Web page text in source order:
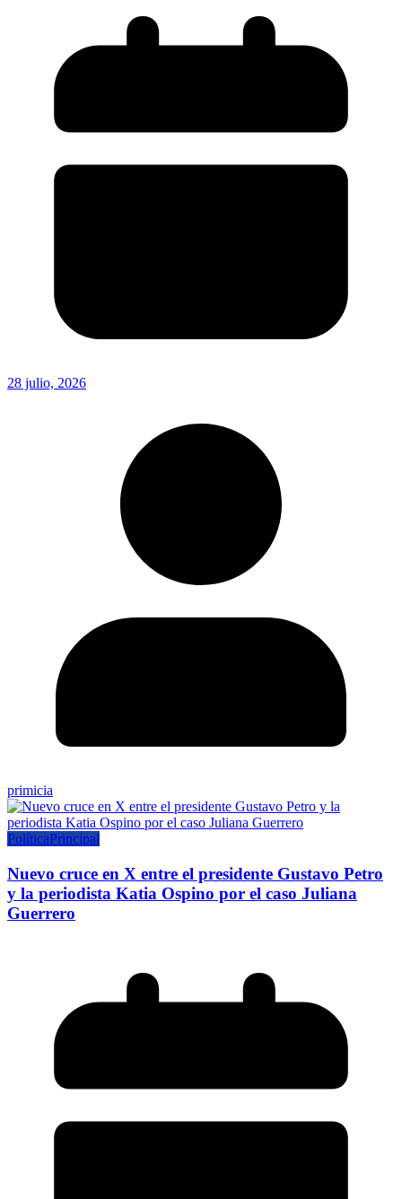
28 julio, 2026
primicia
PolíticaPrincipal
Nuevo cruce en X entre el presidente Gustavo Petro
y la periodista Katia Ospino por el caso Juliana
Guerrero